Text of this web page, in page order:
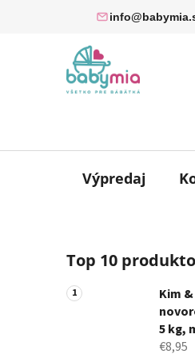
Výpredaj
o
č
n
Top 10
Kim
5 kg,
€8,95